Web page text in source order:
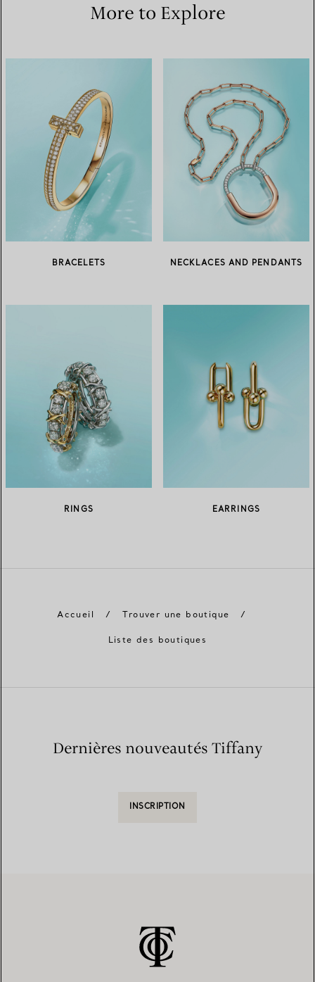
More to Explore
BRACELETS NECKLACES AND PENDANTS
RINGS EARRINGS
Accueil / Trouver une boutique /
Liste des boutiques
Dernières nouveautés Tiffany
INSCRIPTION